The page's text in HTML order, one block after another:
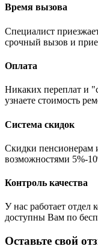
Время вызова
Специалист
срочный вызов и
Оплата
Никаких переплат и
узнаете стоимость
Система скидок
Скидки пенсионерам
возможностями 5%-
Контроль качества
У нас работает отдел
доступны Вам по
Оставьте свой